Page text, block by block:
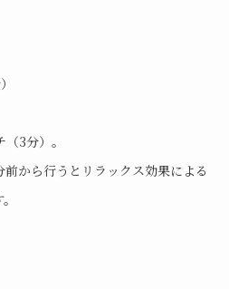
3分）。
から行うとリラックス効果による